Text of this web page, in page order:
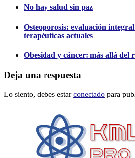
No hay salud sin paz
Osteoporosis: evaluación
terapéuticas actuales
Obesidad y cáncer: más allá del
Deja una respuesta
Lo siento, debes estarconectado para